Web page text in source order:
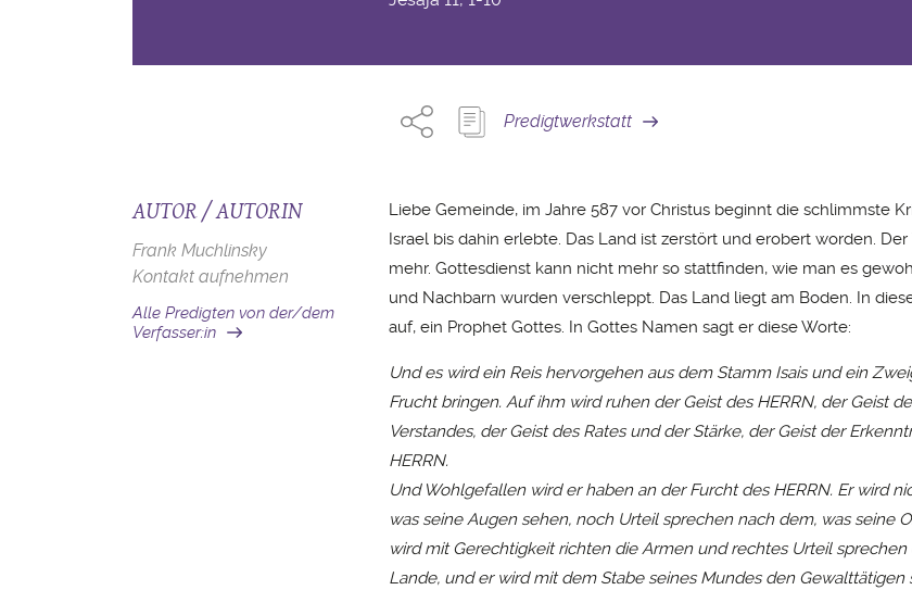
Predigtwerkstatt
AUTOR / AUTORIN
Frank Muchlinsky
Kontakt aufnehmen
Alle Predigten von der/dem
Verfasser:in
Liebe Gemeinde, im Jahre 587 vor Christus beginnt die schlimmste
Israel bis dahin erlebte. Das Land ist zerstört und erobert worden.
mehr. Gottesdienst kann nicht mehr so stattfinden, wie man es
und Nachbarn wurden verschleppt. Das Land liegt am Boden. In
auf, ein Prophet Gottes. In Gottes Namen sagt er diese Worte:
Und es wird ein Reis hervorgehen aus dem Stamm Isais und ein
Frucht bringen. Auf ihm wird ruhen der Geist des HERRN, der Geist
Verstandes, der Geist des Rates und der Stärke, der Geist der
HERRN.
Und Wohlgefallen wird er haben an der Furcht des HERRN. Er wird
was seine Augen sehen, noch Urteil sprechen nach dem, was seine
wird mit Gerechtigkeit richten die Armen und rechtes Urteil
Lande, und er wird mit dem Stabe seines Mundes den Gewalttätigen